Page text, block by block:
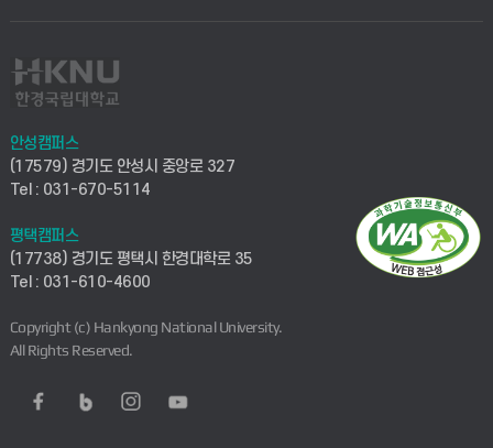
안성캠퍼스
(17579) 경기도 안성시 중앙로 327
Tel : 031-670-5114
평택캠퍼스
(17738) 경기도 평택시 한경대학로 35
Tel : 031-610-4600
Copyright (c) Hankyong National University.
All Rights Reserved.